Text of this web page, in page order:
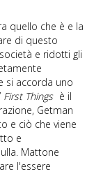
quello che è e la
di questo
e ridotti gli
si accorda uno
First Things è il
Getman
e ciò che viene
e
Mattone
l'essere